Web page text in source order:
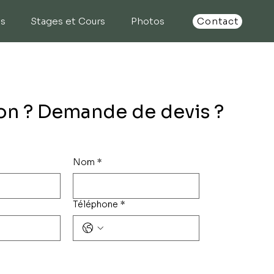
Stages et Cours Photos Contact
? Demande de devis ?
Nom *
Téléphone *